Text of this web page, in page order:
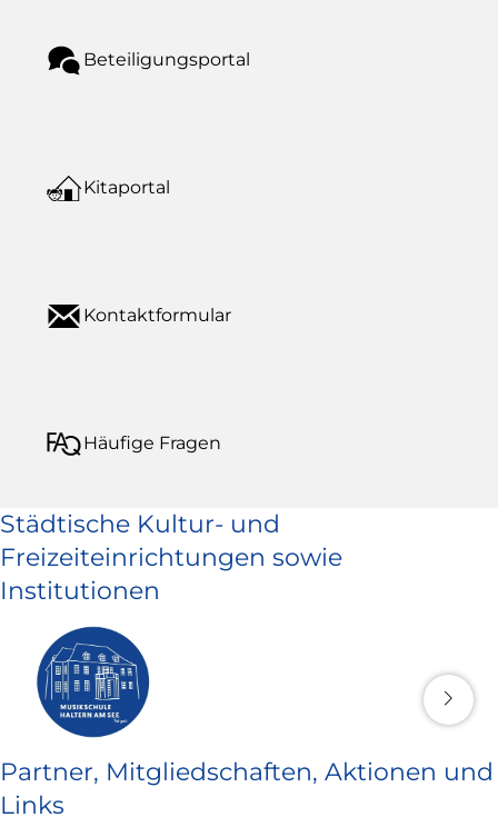
Beteiligungsportal
Kitaportal
Kontaktformular
Häufige Fragen
Städtische Kultur- und
Freizeiteinrichtungen sowie
Institutionen
Partner, Mitgliedschaften, Aktionen und
Links